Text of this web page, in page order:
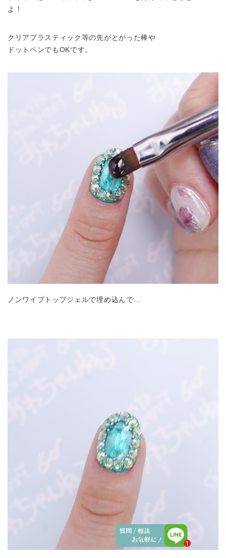
よ！
クリアプラスティック等の先がとがった棒や
ドットペンでもOKです。
ノンワイプトップジェルで埋め込んで…